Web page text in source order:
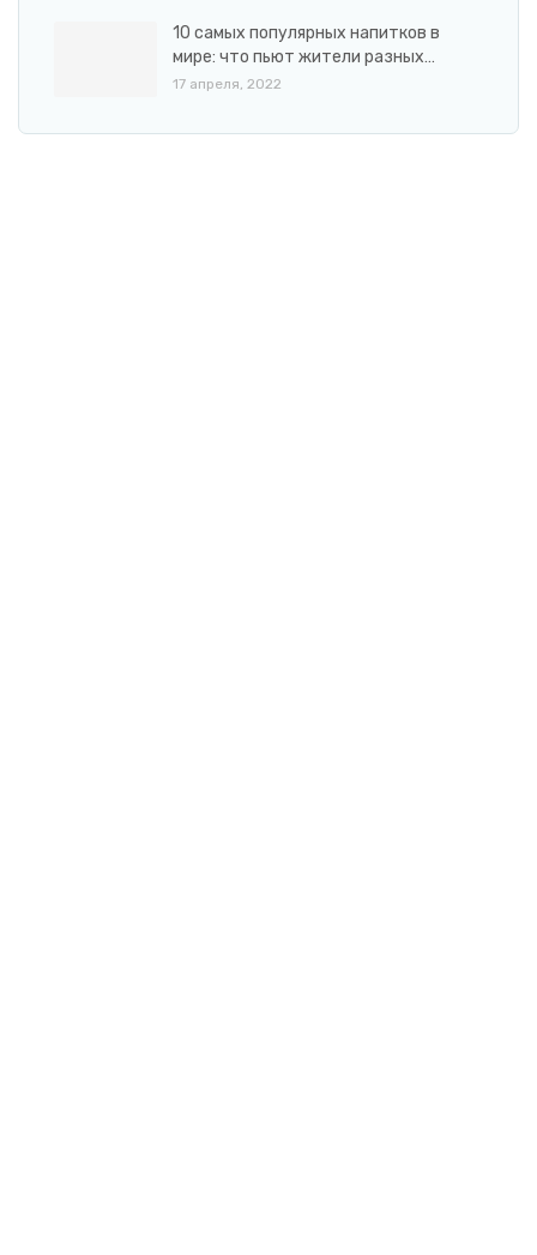
10 самых популярных напитков в
мире: что пьют жители разных…
17 апреля, 2022